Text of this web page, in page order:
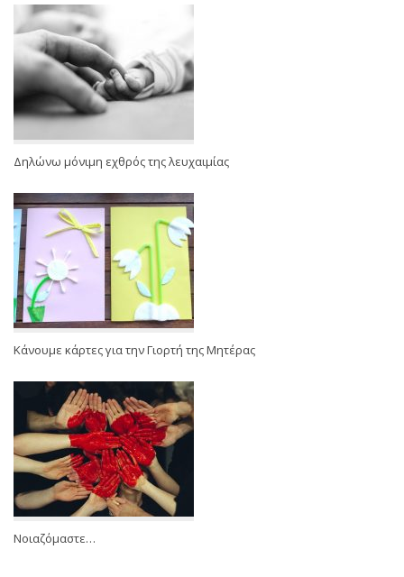
Δηλώνω μόνιμη εχθρός της λευχαιμίας
Κάνουμε κάρτες για την Γιορτή της Μητέρας
Νοιαζόμαστε…